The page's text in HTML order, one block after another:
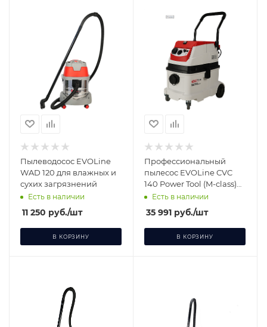
Пылеводосос EVOLine
WAD 120 для влажных и
сухих загрязнений
Есть в наличии
11 250 руб./шт
В КОРЗИНУ
Профессиональный
пылесос EVOLine CVC
140 Power Tool (M-class)
для сухих загрязнений,
всасывания пыли
Есть в наличии
35 991 руб./шт
В КОРЗИНУ